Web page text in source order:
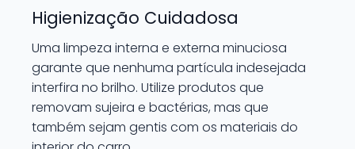
Higienização Cuidadosa
Uma limpeza interna e externa minuciosa
garante que nenhuma partícula indesejada
interfira no brilho. Utilize produtos que
removam sujeira e bactérias, mas que
também sejam gentis com os materiais do